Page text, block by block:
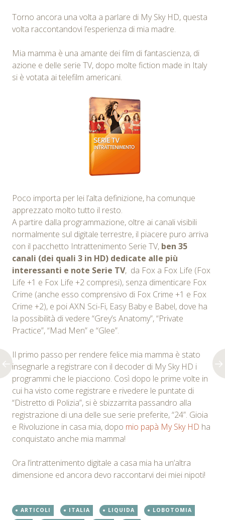
Torno ancora una volta a parlare di My Sky HD, questa
volta raccontandovi l’esperienza di mia madre.
Mia mamma è una amante dei film di fantascienza, di
azione e delle serie TV, dopo molte fiction made in Italy
si è votata ai telefilm americani.
Poco importa per lei l’alta definizione, ha comunque
apprezzato molto tutto il resto.
A partire dalla programmazione, oltre ai canali visibili
normalmente sul digitale terrestre, il piacere puro arriva
con il pacchetto Intrattenimento Serie TV, ben 35
canali (dei quali 3 in HD) dedicate alle più
interessanti e note Serie TV, da Fox a Fox Life (Fox
Life +1 e Fox Life +2 compresi), senza dimenticare Fox
Crime (anche esso comprensivo di Fox Crime +1 e Fox
Crime +2), e poi AXN Sci-Fi, Easy Baby e Babel, dove ha
la possibilità di vedere “Grey’s Anatomy”, “Private
Practice”, “Mad Men” e “Glee”.
Il primo passo per rendere felice mia mamma è stato
insegnarle a registrare con il decoder di My Sky HD i
programmi che le piacciono. Così dopo le prime volte in
cui ha visto come registrare e rivedere le puntate di
“Distretto di Polizia”, si è sbizzarrita passandro alla
registrazione di una delle sue serie preferite, “24”. Gioia
e Rivoluzione in casa mia, dopo mio papà My Sky HD ha
conquistato anche mia mamma!
Ora l’intrattenimento digitale a casa mia ha un’altra
dimensione ed ancora devo raccontarvi dei miei nipoti!
ARTICOLI ITALIA LIQUIDA
LOBOTOMIA